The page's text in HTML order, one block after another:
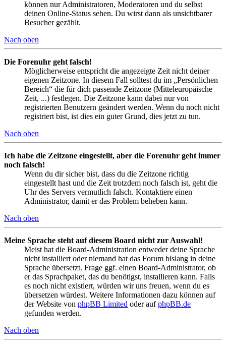
können nur Administratoren, Moderatoren und du selbst
deinen Online-Status sehen. Du wirst dann als unsichtbarer
Besucher gezählt.
Nach oben
Die Forenuhr geht falsch!
Möglicherweise entspricht die angezeigte Zeit nicht deiner
eigenen Zeitzone. In diesem Fall solltest du im „Persönlichen
Bereich“ die für dich passende Zeitzone (Mitteleuropäische
Zeit, ...) festlegen. Die Zeitzone kann dabei nur von
registrierten Benutzern geändert werden. Wenn du noch nicht
registriert bist, ist dies ein guter Grund, dies jetzt zu tun.
Nach oben
Ich habe die Zeitzone eingestellt, aber die Forenuhr geht immer
noch falsch!
Wenn du dir sicher bist, dass du die Zeitzone richtig
eingestellt hast und die Zeit trotzdem noch falsch ist, geht die
Uhr des Servers vermutlich falsch. Kontaktiere einen
Administrator, damit er das Problem beheben kann.
Nach oben
Meine Sprache steht auf diesem Board nicht zur Auswahl!
Meist hat die Board-Administration entweder deine Sprache
nicht installiert oder niemand hat das Forum bislang in deine
Sprache übersetzt. Frage ggf. einen Board-Administrator, ob
er das Sprachpaket, das du benötigst, installieren kann. Falls
es noch nicht existiert, würden wir uns freuen, wenn du es
übersetzen würdest. Weitere Informationen dazu können auf
der Website von phpBB Limited oder aufphpBB.de
gefunden werden.
Nach oben